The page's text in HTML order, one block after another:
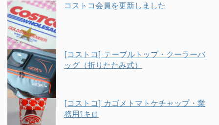
コストコ会員を更新しました
[コストコ] テーブルトップ・クーラーバ
ッグ（折りたたみ式）
[コストコ] カゴメトマトケチャップ・業
務用1キロ